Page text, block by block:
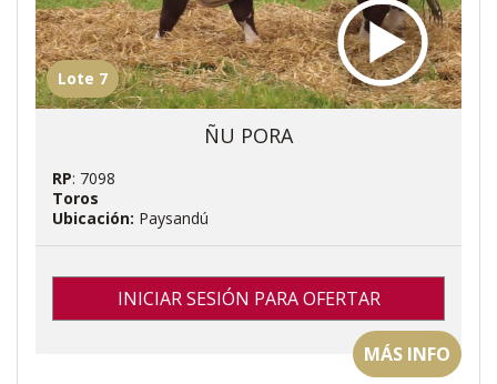
Lote 7
ÑU PORA
RP: 7098
Toros
Ubicación: Paysandú
INICIAR SESIÓN PARA OFERTAR
MÁS INFO